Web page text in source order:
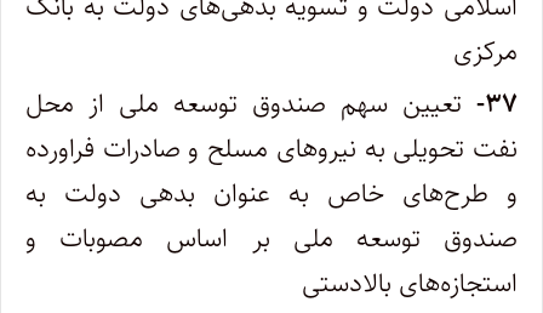
مرکزی
۳۷- تعیین سهم صندوق توسعه ملی از محل
نفت تحویلی به نیروهای مسلح و صادرات فراورده
و طرح‌های خاص به عنوان بدهی دولت به
صندوق توسعه ملی بر اساس مصوبات و
استجازه‌های بالادستی